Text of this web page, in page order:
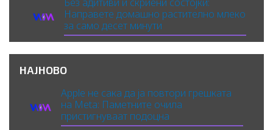
Направете домашно растително млеко
за само десет минути
НАЈНОВО
Apple не сака да ја повтори грешката
на Meta: Паметните очила
пристигнуваат подоцна